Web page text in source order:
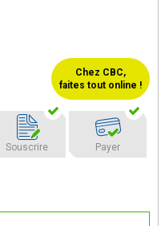
Chez CBC,
faites tout online !
Souscrire Payer